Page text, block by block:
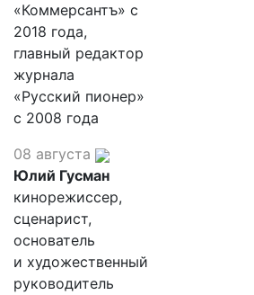
«Коммерсантъ» с
2018 года,
главный редактор
журнала
«Русский пионер»
с 2008 года
08 августа
Юлий Гусман
кинорежиссер,
сценарист,
основатель
и художественный
руководитель